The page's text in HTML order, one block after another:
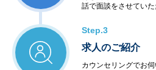
話で面談をさせていた
Step.3
求人のご紹介
カウンセリングでお